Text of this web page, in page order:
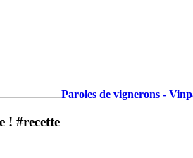
Paroles de vignerons -
! #recette